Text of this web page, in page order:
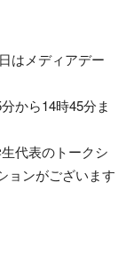
はメディアデー
から14時45分ま
代表のトークシ
がございます